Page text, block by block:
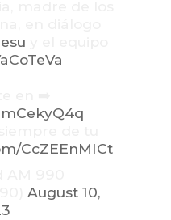
CcZEEnMICt
August 10,